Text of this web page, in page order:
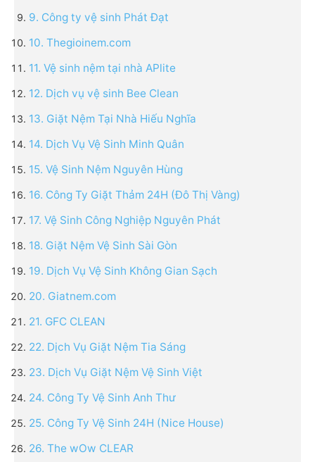
9. Công ty vệ sinh Phát Đạt
10. Thegioinem.com
11. Vệ sinh nệm tại nhà APlite
12. Dịch vụ vệ sinh Bee Clean
13. Giặt Nệm Tại Nhà Hiếu Nghĩa
14. Dịch Vụ Vệ Sinh Minh Quân
15. Vệ Sinh Nệm Nguyên Hùng
16. Công Ty Giặt Thảm 24H (Đô Thị Vàng)
17. Vệ Sinh Công Nghiệp Nguyên Phát
18. Giặt Nệm Vệ Sinh Sài Gòn
19. Dịch Vụ Vệ Sinh Không Gian Sạch
20. Giatnem.com
21. GFC CLEAN
22. Dịch Vụ Giặt Nệm Tia Sáng
23. Dịch Vụ Giặt Nệm Vệ Sinh Việt
24. Công Ty Vệ Sinh Anh Thư
25. Công Ty Vệ Sinh 24H (Nice House)
26. The wOw CLEAR